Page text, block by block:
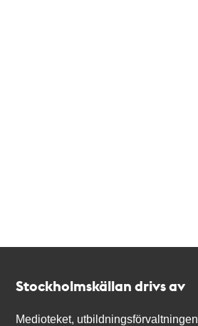
Stockholmskällan drivs av
Medioteket, utbildningsförvaltningen